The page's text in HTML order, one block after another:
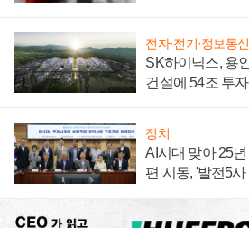
전자·전기·정보통신
SK하이닉스, 용
건설에 54조 투
정치
AI시대 맞아 25
편 시동, '발전5